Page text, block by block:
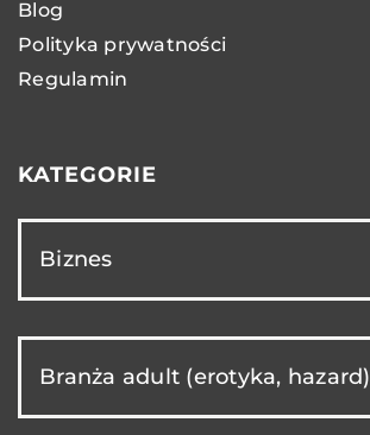
Blog
Polityka prywatności
Regulamin
KATEGORIE
Biznes
Branża adult (erotyka, hazard)